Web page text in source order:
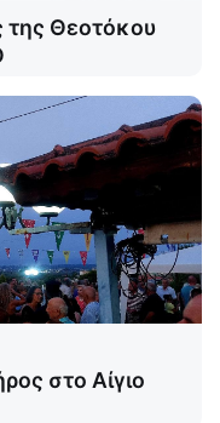
της Θεοτόκου
στο Αίγιο